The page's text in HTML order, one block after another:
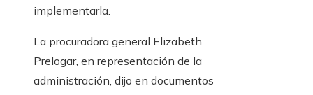
implementarla.
La procuradora general Elizabeth
Prelogar, en representación de la
administración, dijo en documentos